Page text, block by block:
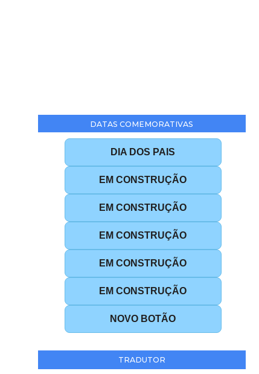
DATAS COMEMORATIVAS
DIA DOS PAIS
EM CONSTRUÇÃO
EM CONSTRUÇÃO
EM CONSTRUÇÃO
EM CONSTRUÇÃO
EM CONSTRUÇÃO
NOVO BOTÃO
TRADUTOR